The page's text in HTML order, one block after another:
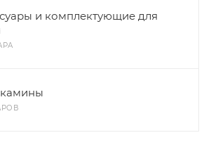
и комплектующие для